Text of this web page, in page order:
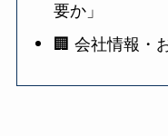
要か」
🏢 会社情報・